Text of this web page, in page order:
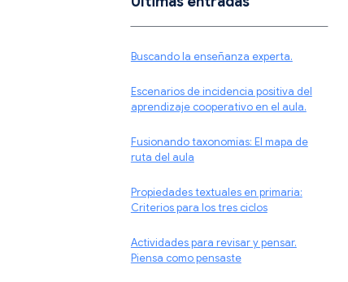
Buscando la enseñanza experta.
Escenarios de incidencia positiva del
aprendizaje cooperativo en el aula.
Fusionando taxonomías: El mapa de
ruta del aula
Propiedades textuales en primaria:
Criterios para los tres ciclos
Actividades para revisar y pensar.
Piensa como pensaste